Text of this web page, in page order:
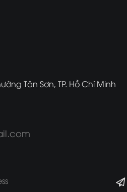
Tân Sơn, TP. Hồ Chí Minh